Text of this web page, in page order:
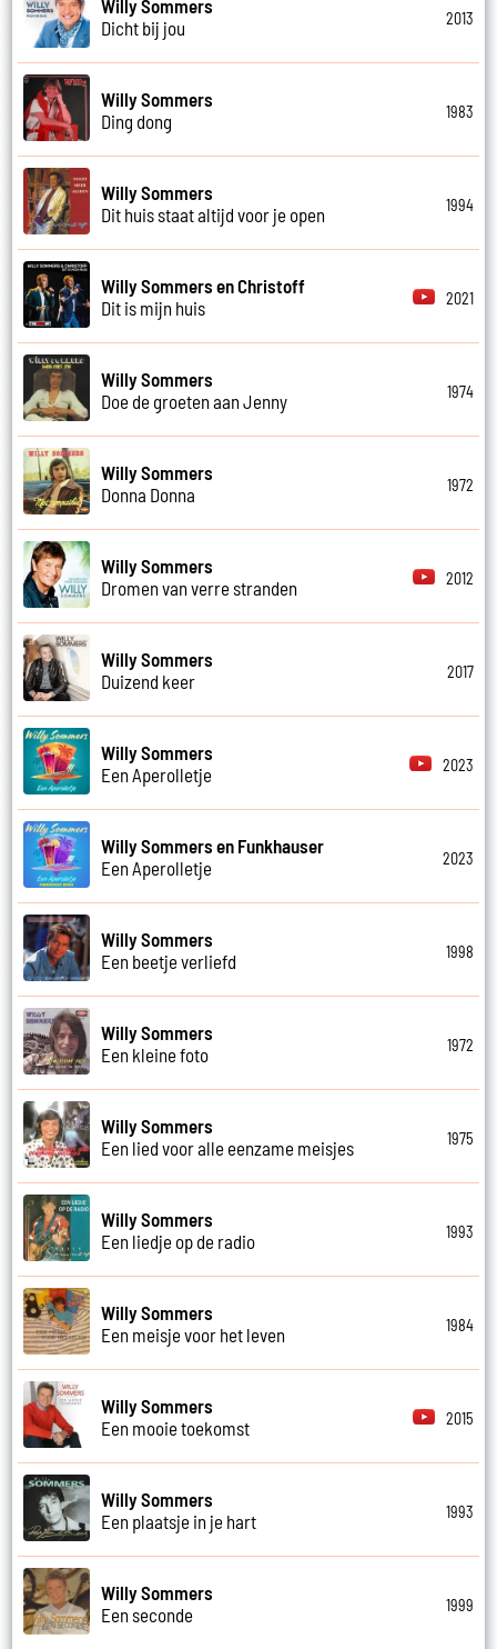
Willy Sommers
Dicht bij jou
2013
Willy Sommers
Ding dong
1983
Willy Sommers
Dit huis staat altijd voor je open
1994
Willy Sommers en Christoff
Dit is mijn huis
2021
Willy Sommers
Doe de groeten aan Jenny
1974
Willy Sommers
Donna Donna
1972
Willy Sommers
Dromen van verre stranden
2012
Willy Sommers
Duizend keer
2017
Willy Sommers
Een Aperolletje
2023
Willy Sommers en Funkhauser
Een Aperolletje
2023
Willy Sommers
Een beetje verliefd
1998
Willy Sommers
Een kleine foto
1972
Willy Sommers
Een lied voor alle eenzame meisjes
1975
Willy Sommers
Een liedje op de radio
1993
Willy Sommers
Een meisje voor het leven
1984
Willy Sommers
Een mooie toekomst
2015
Willy Sommers
Een plaatsje in je hart
1993
Willy Sommers
Een seconde
1999